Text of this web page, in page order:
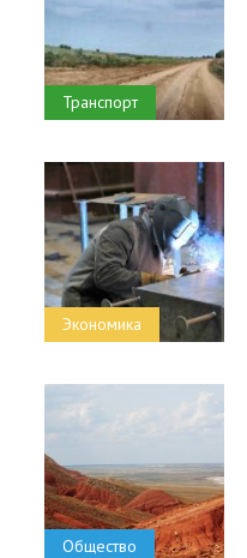
Транспорт
Экономика
Общество